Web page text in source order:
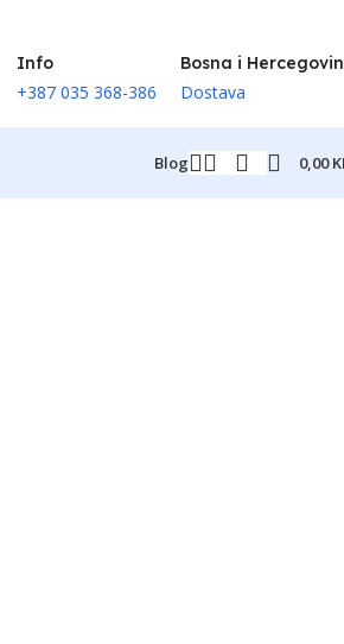
Info
+387 035 368-386
Bosna i
Dostava
Blog 0,00